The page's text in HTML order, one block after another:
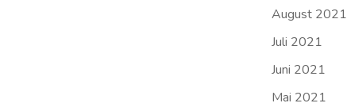
August 2021
Juli 2021
Juni 2021
Mai 2021